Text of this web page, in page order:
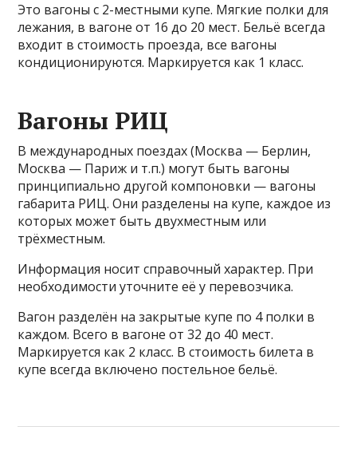
Это вагоны с 2-местными купе. Мягкие полки для
лежания, в вагоне от 16 до 20 мест. Бельё всегда
входит в стоимость проезда, все вагоны
кондиционируются. Маркируется как 1 класс.
Вагоны РИЦ
В международных поездах (Москва — Берлин,
Москва — Париж и т.п.) могут быть вагоны
принципиально другой компоновки — вагоны
габарита РИЦ. Они разделены на купе, каждое из
которых может быть двухместным или
трёхместным.
Информация носит справочный характер. При
необходимости уточните её у перевозчика.
Вагон разделён на закрытые купе по 4 полки в
каждом. Всего в вагоне от 32 до 40 мест.
Маркируется как 2 класс. В стоимость билета в
купе всегда включено постельное бельё.